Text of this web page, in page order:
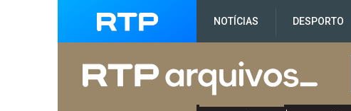
NOTÍCIAS DESPORTO